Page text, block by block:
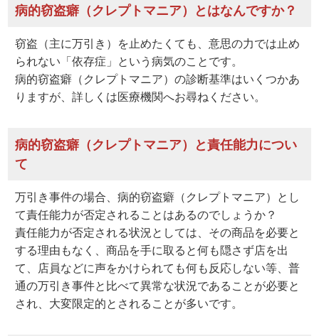
病的窃盗癖（クレプトマニア）とはなんですか？
窃盗（主に万引き）を止めたくても、意思の力では止め
られない「依存症」という病気のことです。
病的窃盗癖（クレプトマニア）の診断基準はいくつかあ
りますが、詳しくは医療機関へお尋ねください。
病的窃盗癖（クレプトマニア）と責任能力につい
て
万引き事件の場合、病的窃盗癖（クレプトマニア）とし
て責任能力が否定されることはあるのでしょうか？
責任能力が否定される状況としては、その商品を必要と
する理由もなく、商品を手に取ると何も隠さず店を出
て、店員などに声をかけられても何も反応しない等、普
通の万引き事件と比べて異常な状況であることが必要と
され、大変限定的とされることが多いです。